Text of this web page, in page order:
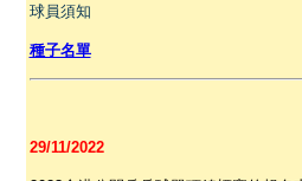
球員須知
種子名單
29/11/2022